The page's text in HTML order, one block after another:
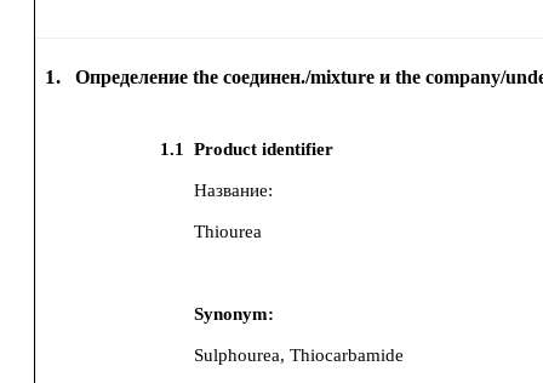
1. Определение the соединен./mixture и the company/
1.1 Product identifier
Название:
Thiourea
Synonym:
Sulphourea, Thiocarbamide